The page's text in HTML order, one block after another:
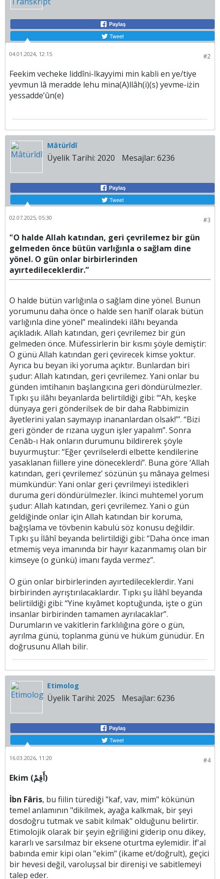
Paylaş
Tweet
#2
04.01.2024, 12:15
Feekim vecheke liddîni-lkayyimi min kabli en ye/tiye
yevmun lâ meradde lehu mina(A)llâh(i)(s) yevme-iżin
yessadde’ûn(e)
Mâtürîdî
Üyelik Tarihi: 2020 Mesajlar: 6236
Paylaş
Tweet
#3
02.07.2025, 05:30
"O halde Allah katından, geri çevrilemez bir gün
gelmeden önce bütün varlığınla o sağlam dine
yönel. O gün onlar birbirlerinden
ayırtedileceklerdir.”
O halde bütün varlığınla o sağlam dine yönel. Bunun
yorumunu daha önce o halde sen hanîf olarak bütün
varlığınla dine yönel” mealindeki ilâhı beyanda
açıkladık. Allah katından, geri çevrilemez bir gün
gelmeden önce. Müfessirlerin bir kısmı şöyle demiştir:
O günü Allah katından geri çevirecek kimse yoktur.
Ayrıca bu beyan iki yoruma açıktır. Bunlardan biri
şudur: Allah katından, geri çevrilemez. Yani onlar bu
günden imtihanın başlangıcına geri döndürülmezler.
Tıpkı şu ilâhı beyanlarda belirtildiği gibi: ‘“Ah, keşke
dünyaya geri gönderilsek de bir daha Rabbimizin
âyetlerini yalan saymayıp inananlardan olsak!”’. “Bizi
geri gönder de rızana uygun işler yapalım”. Sonra
Cenâb-ı Hak onların durumunu bildirerek şöyle
buyurmuştur: “Eğer çevrilselerdi elbette kendilerine
yasaklanan fiillere yine döneceklerdi”. Buna göre ‘Allah
katından, geri çevrilemez’ sözünün şu mânaya gelmesi
mümkündür: Yani onlar geri çevrilmeyi istedikleri
duruma geri döndürülmezler. İkinci muhtemel yorum
şudur: Allah katından, geri çevrilemez. Yani o gün
geldiğinde onlar için Allah katından bir koruma,
bağışlama ve tövbenin kabulü söz konusu değildir.
Tıpkı şu İlâhî beyanda belirtildiği gibi: “Daha önce iman
etmemiş veya imanında bir hayır kazanmamış olan bir
kimseye (o günkü) imanı fayda vermez”.
O gün onlar birbirlerinden ayırtedileceklerdir. Yani
birbirinden ayrıştırılacaklardır. Tıpkı şu İlâhî beyanda
belirtildiği gibi: “Yine kıyâmet koptuğunda, işte o gün
insanlar birbirinden tamamen ayrılacaklar”.
Durumların ve vakitlerin farklılığına göre o gün,
ayrılma günü, toplanma günü ve hüküm günüdür. En
doğrusunu Allah bilir.​
Etimolog
Üyelik Tarihi: 2025 Mesajlar: 6236
Paylaş
Tweet
#4
16.03.2026, 11:20
Ekim (أَقِمْ)
İbn Fâris, bu fiilin türediği "kaf, vav, mim" kökünün
temel anlamının "dikilmek, ayağa kalkmak, bir şeyi
dosdoğru tutmak ve sabit kılmak" olduğunu belirtir.
Etimolojik olarak bir şeyin eğriliğini giderip onu dikey,
kararlı ve sarsılmaz bir eksene oturtma eylemidir. İf'al
babında emir kipi olan "ekim" (ikame et/doğrult), geçici
bir hevesi değil, varoluşsal bir direnişi ve sabitlemeyi
talep eder.